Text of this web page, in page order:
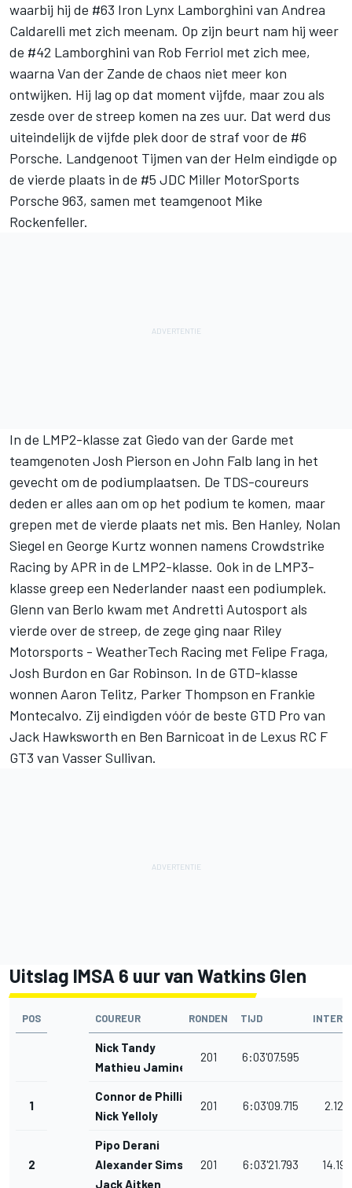
waarbij hij de #63 Iron Lynx Lamborghini van Andrea
Caldarelli met zich meenam. Op zijn beurt nam hij weer
de #42 Lamborghini van Rob Ferriol met zich mee,
waarna Van der Zande de chaos niet meer kon
ontwijken. Hij lag op dat moment vijfde, maar zou als
zesde over de streep komen na zes uur. Dat werd dus
uiteindelijk de vijfde plek door de straf voor de #6
Porsche. Landgenoot Tijmen van der Helm eindigde op
de vierde plaats in de #5 JDC Miller MotorSports
Porsche 963, samen met teamgenoot Mike
Rockenfeller.
In de LMP2-klasse zat Giedo van der Garde met
teamgenoten Josh Pierson en John Falb lang in het
gevecht om de podiumplaatsen. De TDS-coureurs
deden er alles aan om op het podium te komen, maar
grepen met de vierde plaats net mis. Ben Hanley, Nolan
Siegel en George Kurtz wonnen namens Crowdstrike
Racing by APR in de LMP2-klasse. Ook in de LMP3-
klasse greep een Nederlander naast een podiumplek.
Glenn van Berlo kwam met Andretti Autosport als
vierde over de streep, de zege ging naar Riley
Motorsports - WeatherTech Racing met Felipe Fraga,
Josh Burdon en Gar Robinson. In de GTD-klasse
wonnen Aaron Telitz, Parker Thompson en Frankie
Montecalvo. Zij eindigden vóór de beste GTD Pro van
Jack Hawksworth en Ben Barnicoat in de Lexus RC F
GT3 van Vasser Sullivan.
Uitslag IMSA 6 uur van Watkins Glen
POS COUREUR RONDEN TIJD
Nick Tandy
Mathieu Jaminet
201 6:03'07.595
1
Connor de Phillippi
Nick Yelloly
201 6:03'09.715 2.120
2
Pipo Derani
Alexander Sims
Jack Aitken
201 6:03'21.793 14.198